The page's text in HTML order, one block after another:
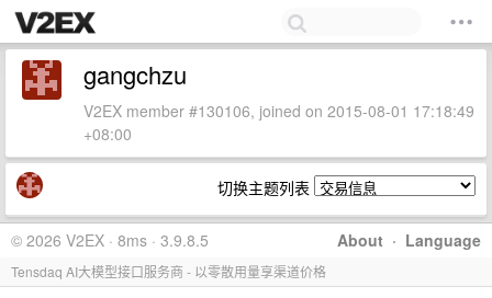
gangchzu
V2EX member #130106, joined on 2015-08-01 17:18:49
+08:00
切换主题列表
About · Language
© 2026 V2EX · 8ms · 3.9.8.5
Tensdaq AI大模型接口服务商 - 以零散用量享渠道价格